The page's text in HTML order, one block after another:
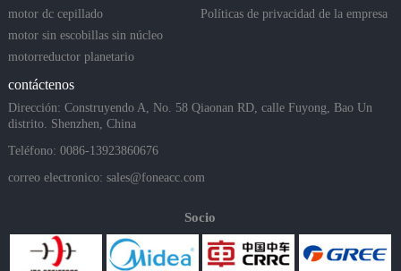
motor dc cepillado
motor sin escobillas sin núcleo
motorreductor planetario
Políticas de privacidad de la empresa
contáctenos
Dirección: Construyendo A, No. 58 Qiaonan RD, calle Fuyong, Bao Un
distrito. Shenzhen, China
Teléfono: 0086-13923860676
correo electronico: sales@foneacc.com
Socio